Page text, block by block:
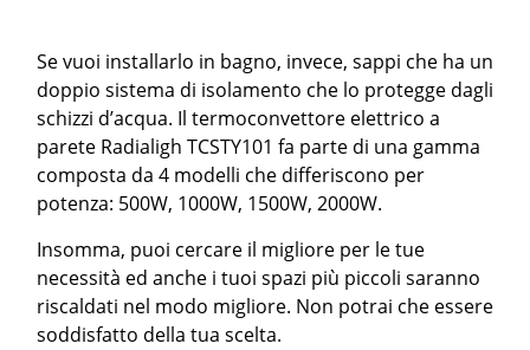
Se vuoi installarlo in bagno, invece, sappi che ha un
doppio sistema di isolamento che lo protegge dagli
schizzi d’acqua. Il termoconvettore elettrico a
parete Radialigh TCSTY101 fa parte di una gamma
composta da 4 modelli che differiscono per
potenza: 500W, 1000W, 1500W, 2000W.
Insomma, puoi cercare il migliore per le tue
necessità ed anche i tuoi spazi più piccoli saranno
riscaldati nel modo migliore. Non potrai che essere
soddisfatto della tua scelta.